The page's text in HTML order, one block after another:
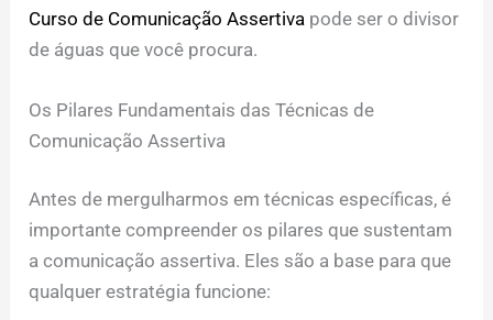
Curso de Comunicação Assertiva pode ser o divisor
de águas que você procura.
Os Pilares Fundamentais das Técnicas de
Comunicação Assertiva
Antes de mergulharmos em técnicas específicas, é
importante compreender os pilares que sustentam
a comunicação assertiva. Eles são a base para que
qualquer estratégia funcione: